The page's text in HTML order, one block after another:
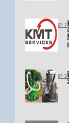
GEPLAATST OP
GEPLAATST OP